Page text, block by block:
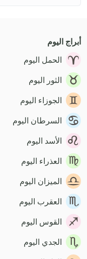
أبراج اليوم
الحمل اليوم
الثور اليوم
الجوزاء اليوم
السرطان اليوم
الأسد اليوم
العذراء اليوم
الميزان اليوم
العقرب اليوم
القوس اليوم
الجدي اليوم